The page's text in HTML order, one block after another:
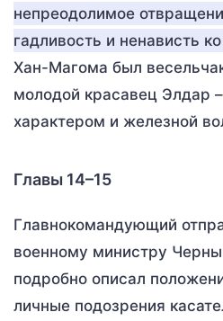
непреодолимое
гадливость и ненависть
Хан-Магома был
молодой красавец Элдар
характером и железной
Главы 14–15
Главнокомандующий
военному министру
подробно описал
личные подозрения